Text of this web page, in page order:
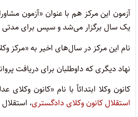
آزمون این مرکز هم با عنوان «آزمون
یک سال برگزار می‌شد و سپس برای مدتی متوقف و
نام این مرکز در سال‌های اخیر به «مرکز
نهاد دیگری که داوطلبان برای دریافت
کانون وکلا ابتدائاً با نام «کانون وکلای عدلیه» در سال ۱۳۰۹ شمسی آغاز به کار کرد. پس از فراز و
استقلال کانون وکلای دادگستری،